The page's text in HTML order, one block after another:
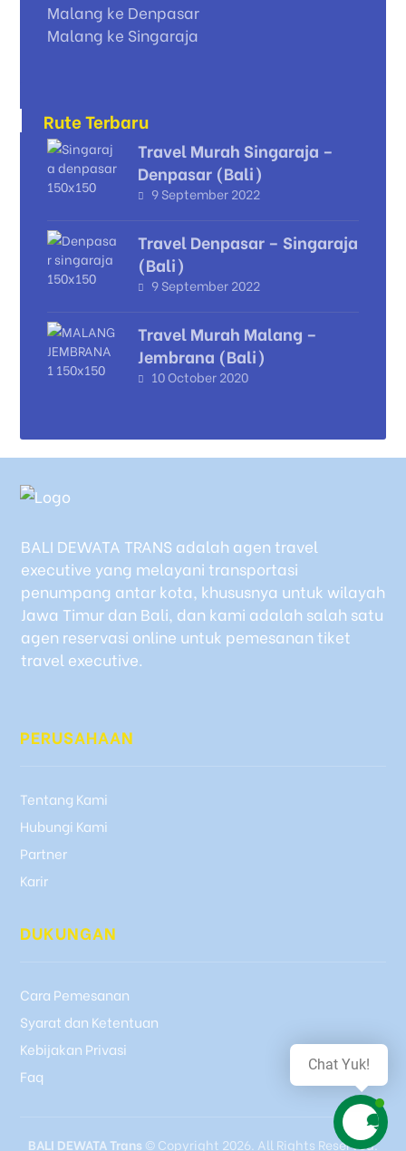
Malang ke Denpasar
Malang ke Singaraja
Rute Terbaru
Travel Murah Singaraja –
Denpasar (Bali)
9 September 2022
Travel Denpasar – Singaraja
(Bali)
9 September 2022
Travel Murah Malang –
Jembrana (Bali)
10 October 2020
BALI DEWATA TRANS adalah agen travel
executive yang melayani transportasi
penumpang antar kota, khususnya untuk wilayah
Jawa Timur dan Bali, dan kami adalah salah satu
agen reservasi online untuk pemesanan tiket
travel executive.
PERUSAHAAN
Tentang Kami
Hubungi Kami
Partner
Karir
DUKUNGAN
Cara Pemesanan
Syarat dan Ketentuan
Kebijakan Privasi
Faq
BALI DEWATA Trans © Copyright 2026. All Rights Reserved.
Chat Yuk!